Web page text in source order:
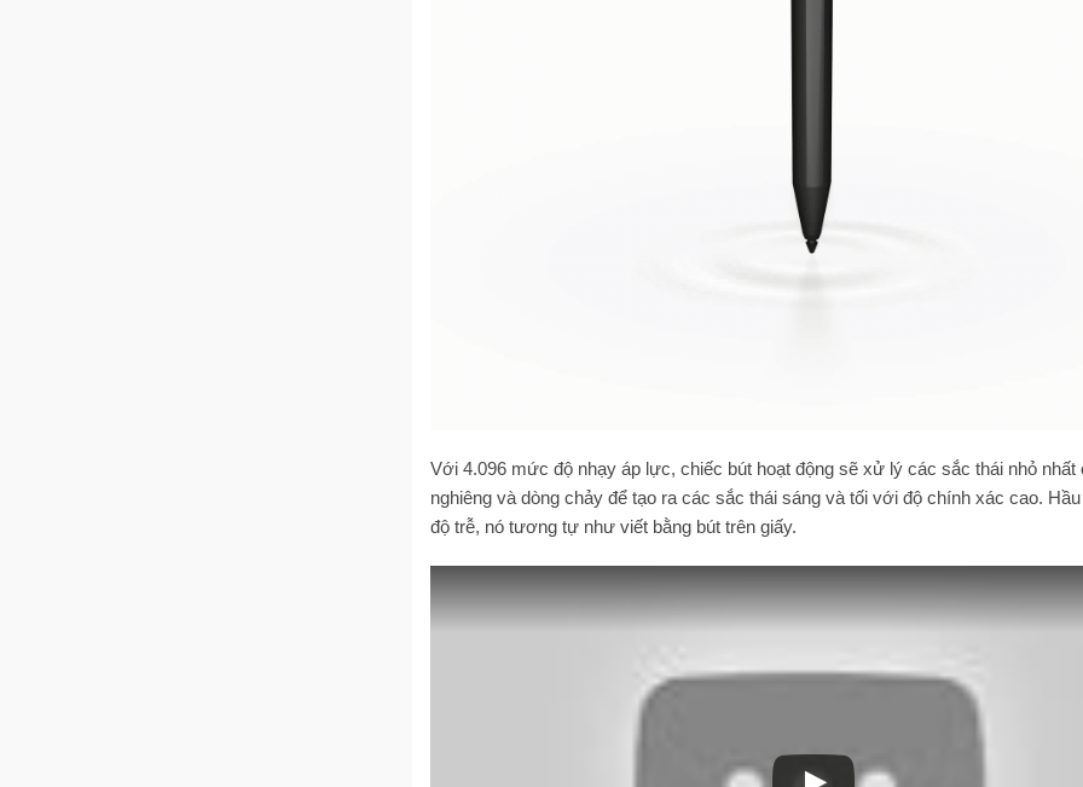
Với 4.096 mức độ nhạy áp lực, chiếc bút hoạt động sẽ xử lý các sắc thái nhỏ nhất
nghiêng và dòng chảy để tạo ra các sắc thái sáng và tối với độ chính xác cao.
độ trễ, nó tương tự như viết bằng bút trên giấy.